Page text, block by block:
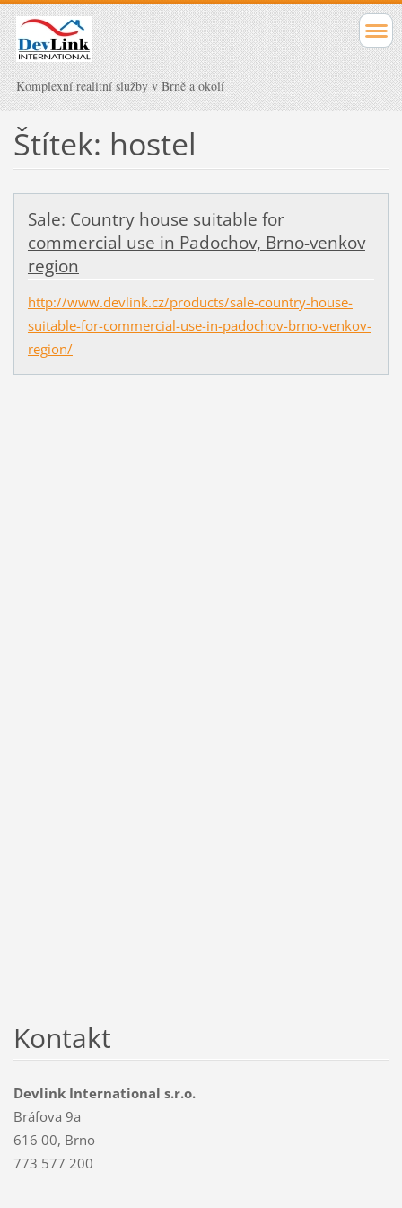
Komplexní realitní služby v Brně a okolí
Štítek: hostel
Sale: Country house suitable for
commercial use in Padochov, Brno-venkov
region
http://www.devlink.cz/products/sale-country-house-
suitable-for-commercial-use-in-padochov-brno-venkov-
region/
Kontakt
Devlink International s.r.o.
Bráfova 9a
616 00, Brno
773 577 200